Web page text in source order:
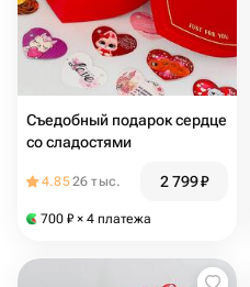
Съедобный подарок сердце
со сладостями
4.8526 тыс. 2 799₽
700 ₽ × 4 платежа